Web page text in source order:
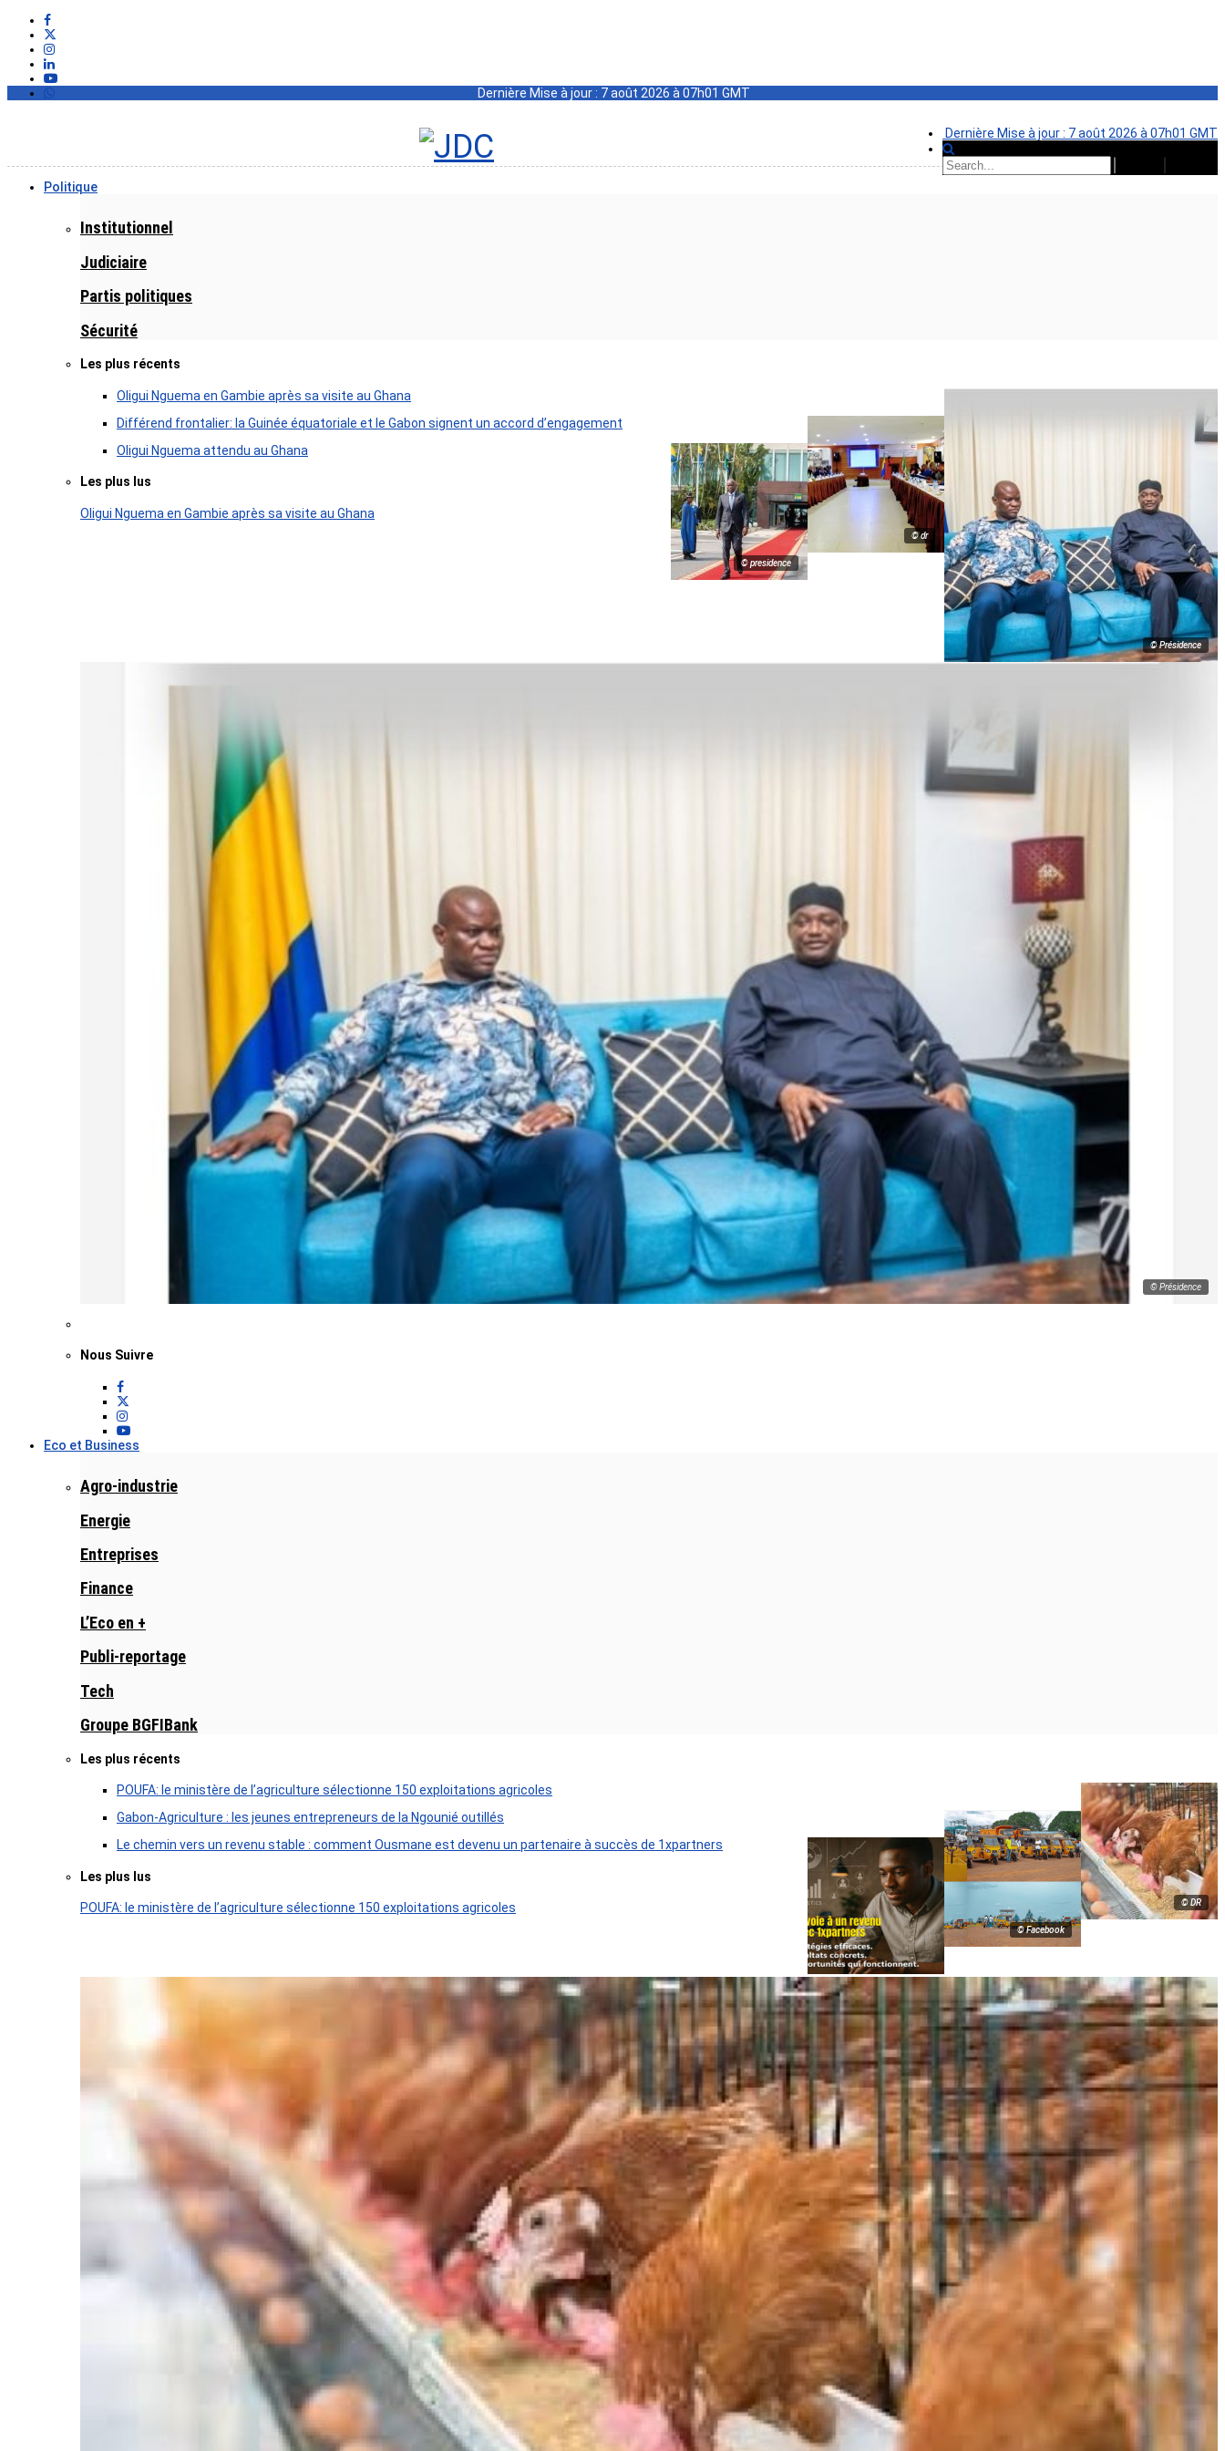
Dernière Mise à jour : 7 août 2026 à 07h01 GMT
Dernière Mise à jour : 7 août 2026 à 07h01 GMT
Politique
Institutionnel
Judiciaire
Partis politiques
Sécurité
Les plus récents
© Présidence
Oligui Nguema en Gambie après sa visite au Ghana
© dr
Différend frontalier: la Guinée équatoriale et le Gabon signent un accord d’engagement
© presidence
Oligui Nguema attendu au Ghana
Les plus lus
Oligui Nguema en Gambie après sa visite au Ghana
© Présidence
Nous Suivre
Eco et Business
Agro-industrie
Energie
Entreprises
Finance
L’Eco en +
Publi-reportage
Tech
Groupe BGFIBank
Les plus récents
© DR
POUFA: le ministère de l’agriculture sélectionne 150 exploitations agricoles
© Facebook
Gabon-Agriculture : les jeunes entrepreneurs de la Ngounié outillés
Le chemin vers un revenu stable : comment Ousmane est devenu un partenaire à succès de 1xpartners
Les plus lus
POUFA: le ministère de l’agriculture sélectionne 150 exploitations agricoles